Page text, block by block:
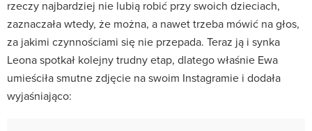
rzeczy najbardziej nie lubią robić przy swoich dzieciach,
zaznaczała wtedy, że można, a nawet trzeba mówić na głos,
za jakimi czynnościami się nie przepada. Teraz ją i synka
Leona spotkał kolejny trudny etap, dlatego właśnie Ewa
umieściła smutne zdjęcie na swoim Instagramie i dodała
wyjaśniająco: